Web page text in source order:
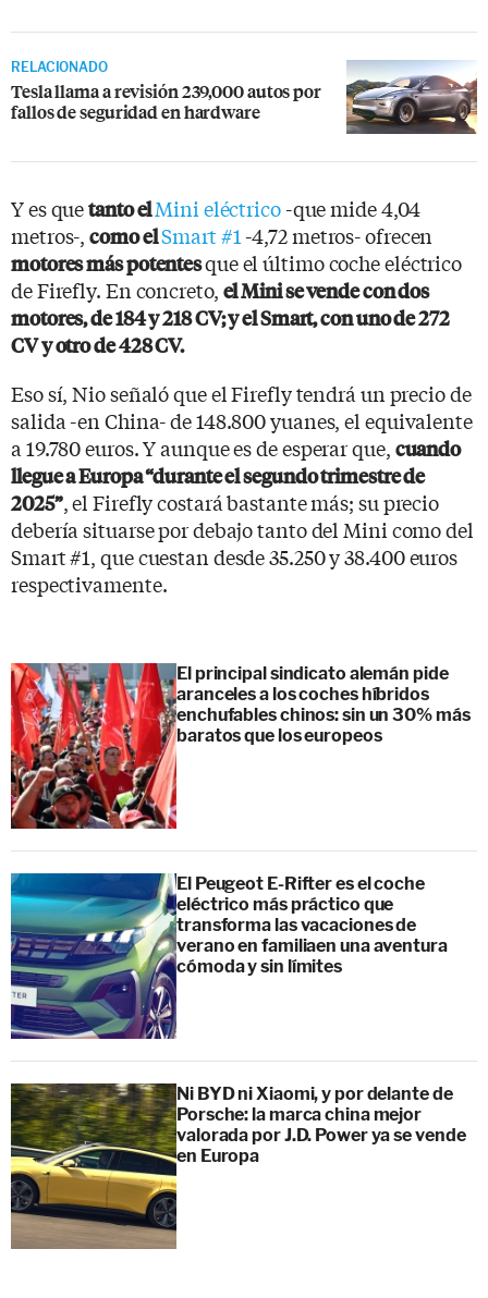
RELACIONADO
Tesla llama a revisión 239,000 autos por
fallos de seguridad en hardware
Y es quetanto elMini eléctrico-que mide 4,04
metros-,como elSmart #1 -4,72 metros- ofrecen
motores más potentesque el último coche eléctrico
de Firefly. En concreto, el Mini se vende con dos
motores, de 184 y 218 CV; y el Smart, con uno de 272
CV y otro de 428 CV.
Eso sí, Nio señaló que el Firefly tendrá un precio de
salida -en China- de 148.800 yuanes, el equivalente
a 19.780 euros. Y aunque es de esperar que, cuando
llegue a Europa “durante el segundo trimestre de
2025”, el Firefly costará bastante más; su precio
debería situarse por debajo tanto del Mini como del
Smart #1, que cuestan desde 35.250 y 38.400 euros
respectivamente.
El principal sindicato alemán pide
aranceles a los coches híbridos
enchufables chinos: sin un 30% más
baratos que los europeos
El Peugeot E-Rifter es el coche
eléctrico más práctico que
transforma las vacaciones de
verano en familiaen una aventura
cómoda y sin límites
Ni BYD ni Xiaomi, y por delante de
Porsche: la marca china mejor
valorada por J.D. Power ya se vende
en Europa